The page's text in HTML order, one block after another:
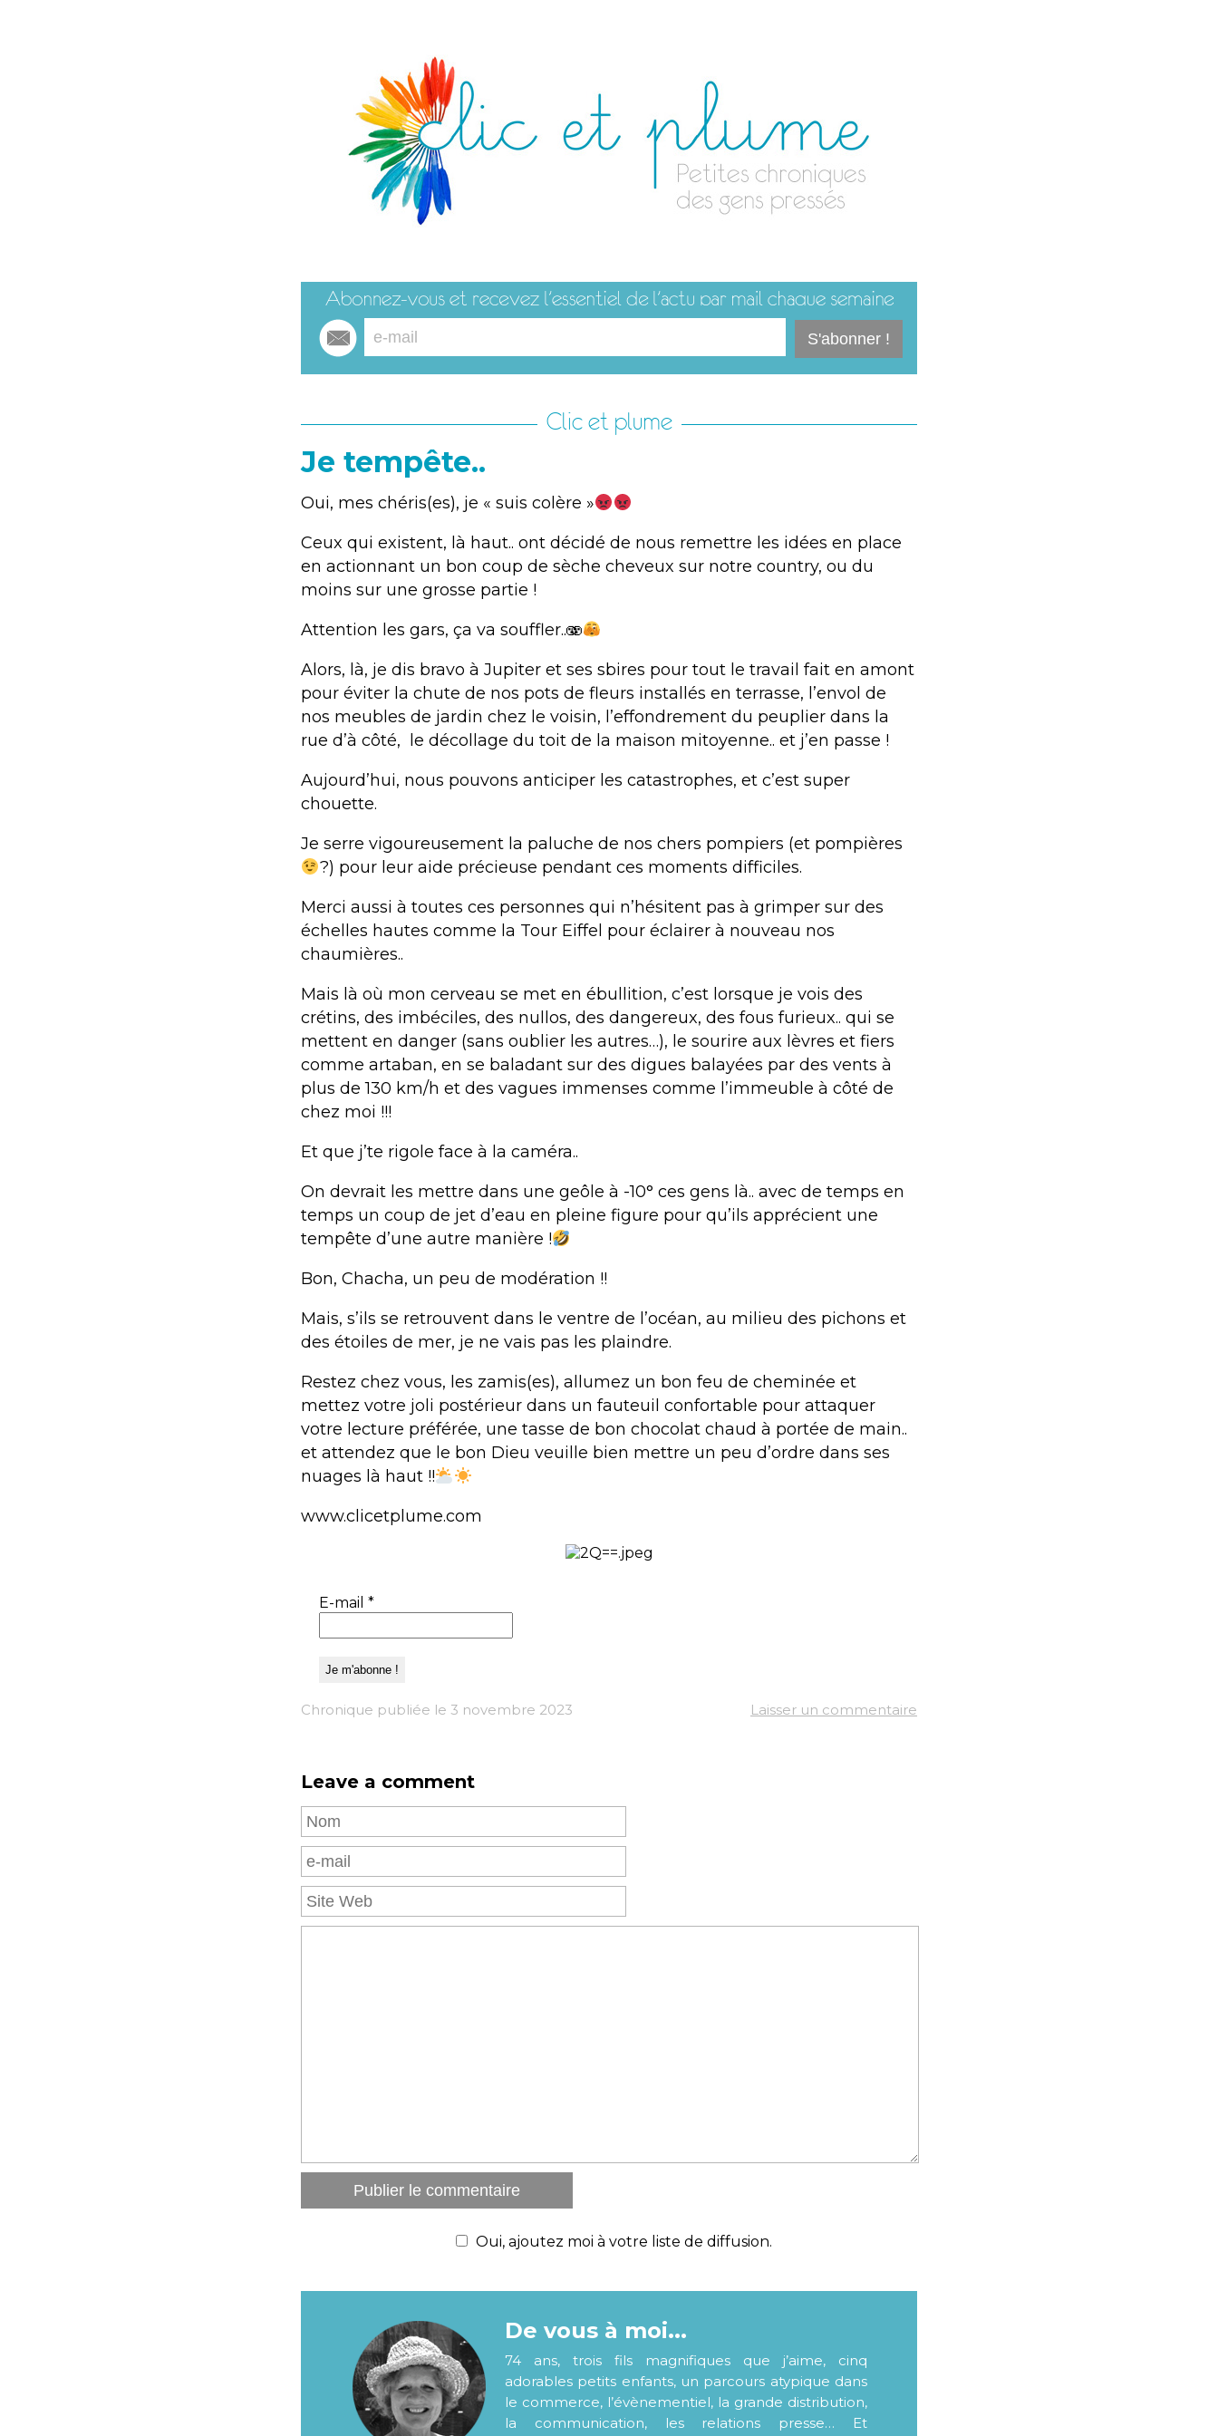
Clic et plume
Je tempête..
Oui, mes chéris(es), je « suis colère »
Ceux qui existent, là haut.. ont décidé de nous remettre les idées en place
en actionnant un bon coup de sèche cheveux sur notre country, ou du
moins sur une grosse partie !
Attention les gars, ça va souffler..🫨
Alors, là, je dis bravo à Jupiter et ses sbires pour tout le travail fait en amont
pour éviter la chute de nos pots de fleurs installés en terrasse, l’envol de
nos meubles de jardin chez le voisin, l’effondrement du peuplier dans la
rue d’à côté, le décollage du toit de la maison mitoyenne.. et j’en passe !
Aujourd’hui, nous pouvons anticiper les catastrophes, et c’est super
chouette.
Je serre vigoureusement la paluche de nos chers pompiers (et pompières
?) pour leur aide précieuse pendant ces moments difficiles.
Merci aussi à toutes ces personnes qui n’hésitent pas à grimper sur des
échelles hautes comme la Tour Eiffel pour éclairer à nouveau nos
chaumières..
Mais là où mon cerveau se met en ébullition, c’est lorsque je vois des
crétins, des imbéciles, des nullos, des dangereux, des fous furieux.. qui se
mettent en danger (sans oublier les autres…), le sourire aux lèvres et fiers
comme artaban, en se baladant sur des digues balayées par des vents à
plus de 130 km/h et des vagues immenses comme l’immeuble à côté de
chez moi !!!
Et que j’te rigole face à la caméra..
On devrait les mettre dans une geôle à -10° ces gens là.. avec de temps en
temps un coup de jet d’eau en pleine figure pour qu’ils apprécient une
tempête d’une autre manière !
Bon, Chacha, un peu de modération !!
Mais, s’ils se retrouvent dans le ventre de l’océan, au milieu des pichons et
des étoiles de mer, je ne vais pas les plaindre.
Restez chez vous, les zamis(es), allumez un bon feu de cheminée et
mettez votre joli postérieur dans un fauteuil confortable pour attaquer
votre lecture préférée, une tasse de bon chocolat chaud à portée de main..
et attendez que le bon Dieu veuille bien mettre un peu d’ordre dans ses
nuages là haut !!
www.clicetplume.com
E-mail *
Chronique publiée le 3 novembre 2023 Laisser un commentaire
Leave a comment
Oui, ajoutez moi à votre liste de diffusion.
De vous à moi...
74 ans, trois fils magnifiques que j’aime, cinq
adorables petits enfants, un parcours atypique dans
le commerce, l’évènementiel, la grande distribution,
la communication, les relations presse… Et